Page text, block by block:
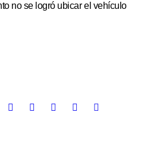
no se logró ubicar el vehículo